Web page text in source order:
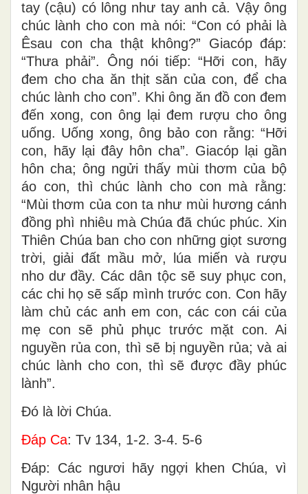
tay (cậu) có lông như tay anh cả. Vậy ông
chúc lành cho con mà nói: “Con có phải là
Êsau con cha thật không?” Giacóp đáp:
“Thưa phải”. Ông nói tiếp: “Hỡi con, hãy
đem cho cha ăn thịt săn của con, để cha
chúc lành cho con”. Khi ông ăn đồ con đem
đến xong, con ông lại đem rượu cho ông
uống. Uống xong, ông bảo con rằng: “Hỡi
con, hãy lại đây hôn cha”. Giacóp lại gần
hôn cha; ông ngửi thấy mùi thơm của bộ
áo con, thì chúc lành cho con mà rằng:
“Mùi thơm của con ta như mùi hương cánh
đồng phì nhiêu mà Chúa đã chúc phúc. Xin
Thiên Chúa ban cho con những giọt sương
trời, giải đất mầu mở, lúa miến và rượu
nho dư đầy. Các dân tộc sẽ suy phục con,
các chi họ sẽ sấp mình trước con. Con hãy
làm chủ các anh em con, các con cái của
mẹ con sẽ phủ phục trước mặt con. Ai
nguyền rủa con, thì sẽ bị nguyền rủa; và ai
chúc lành cho con, thì sẽ được đầy phúc
lành”.
Ðó là lời Chúa.
Ðáp Ca: Tv 134, 1-2. 3-4. 5-6
Ðáp: Các ngươi hãy ngợi khen Chúa, vì
Người nhân hậu